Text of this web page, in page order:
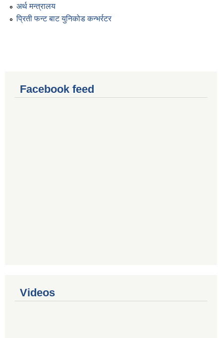
अर्थ मन्त्रालय
प्रिती फन्ट बाट युनिकोड कन्भर्रटर
Facebook feed
Videos